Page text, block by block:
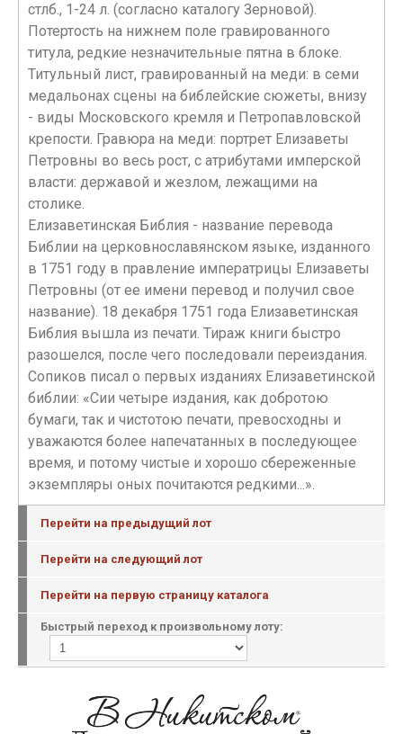
стлб., 1-24 л. (согласно каталогу Зерновой).
Потертость на нижнем поле гравированного
титула, редкие незначительные пятна в блоке.
Титульный лист, гравированный на меди: в семи
медальонах сцены на библейские сюжеты, внизу
- виды Московского кремля и Петропавловской
крепости. Гравюра на меди: портрет Елизаветы
Петровны во весь рост, с атрибутами имперской
власти: державой и жезлом, лежащими на
столике.
Елизаветинская Библия - название перевода
Библии на церковнославянском языке, изданного
в 1751 году в правление императрицы Елизаветы
Петровны (от ее имени перевод и получил свое
название). 18 декабря 1751 года Елизаветинская
Библия вышла из печати. Тираж книги быстро
разошелся, после чего последовали переиздания.
Сопиков писал о первых изданиях Елизаветинской
библии: «Сии четыре издания, как добротою
бумаги, так и чистотою печати, превосходны и
уважаются более напечатанных в последующее
время, и потому чистые и хорошо сбереженные
экземпляры оных почитаются редкими...».
Перейти на предыдущий лот
Перейти на следующий лот
Перейти на первую страницу каталога
Быстрый переход к произвольному лоту: